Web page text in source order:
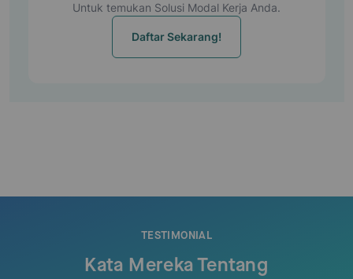
Untuk temukan Solusi Modal Kerja Anda.
Daftar Sekarang!
TESTIMONIAL
Kata Mereka Tentang